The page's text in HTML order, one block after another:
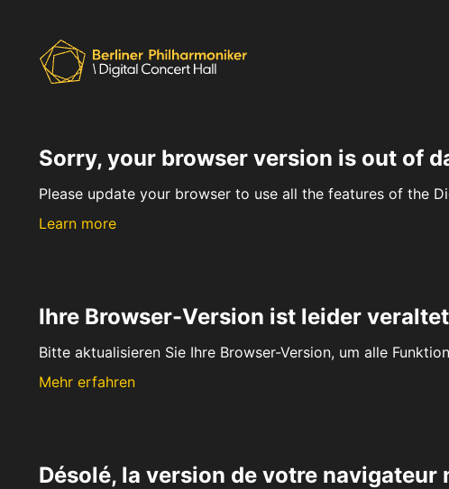
Sorry, your browser version is out of
Please update your browser to use all the features of the
Learn more
Ihre Browser-Version ist leider veraltet
Bitte aktualisieren Sie Ihre Browser-Version, um alle
Mehr erfahren
Désolé, la version de votre navigateur